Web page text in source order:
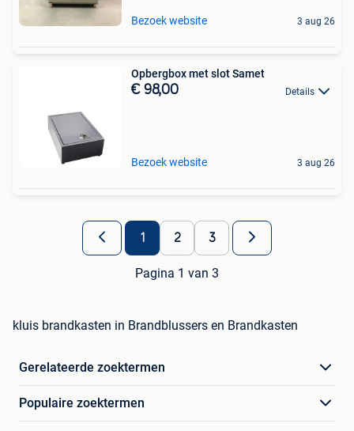
Bezoek website 3 aug 26
Opbergbox met slot Samet
€ 98,00 Details
Bezoek website 3 aug 26
1 2 3
Pagina 1 van 3
kluis brandkasten in Brandblussers en Brandkasten
Gerelateerde zoektermen
Populaire zoektermen